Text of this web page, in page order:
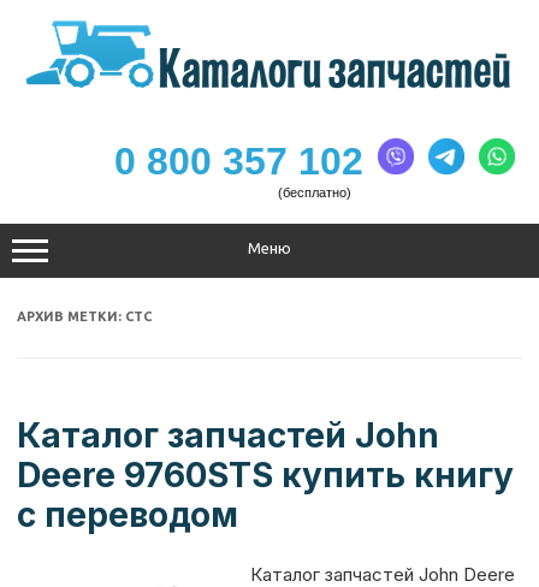
содержимому
0 800 357 102
(бесплатно)
Меню
АРХИВ МЕТКИ: СТС
Каталог запчастей John
Deere 9760STS купить книгу
с переводом
Каталог запчастей John Deere